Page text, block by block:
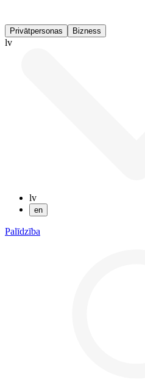
Privātpersonas Bizness
lv
lv
en
Palīdzība